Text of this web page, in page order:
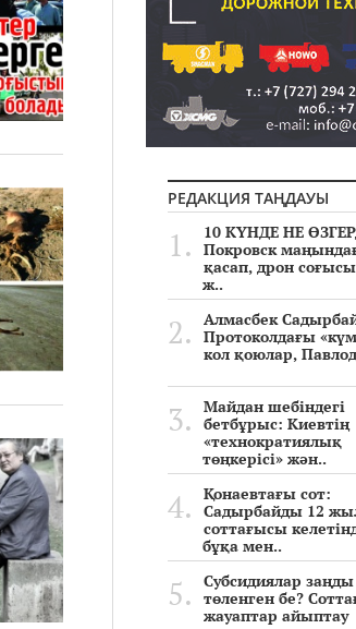
РЕДАКЦИЯ ТАҢДАУЫ
10 КҮНДЕ НЕ
Покровск
қасап, дрон
ж..
Алмасбек Садырбай
Протоколдағы
кол қоюлар,
Майдан шебіндегі
бетбұрыс: Киевтің
«технократиялық
төңкерісі» жән..
Қонаевтағы сот:
Садырбайды 12
соттағысы
бұқа мен..
Субсидиялар заңды
төленген бе?
жауаптар айыптау